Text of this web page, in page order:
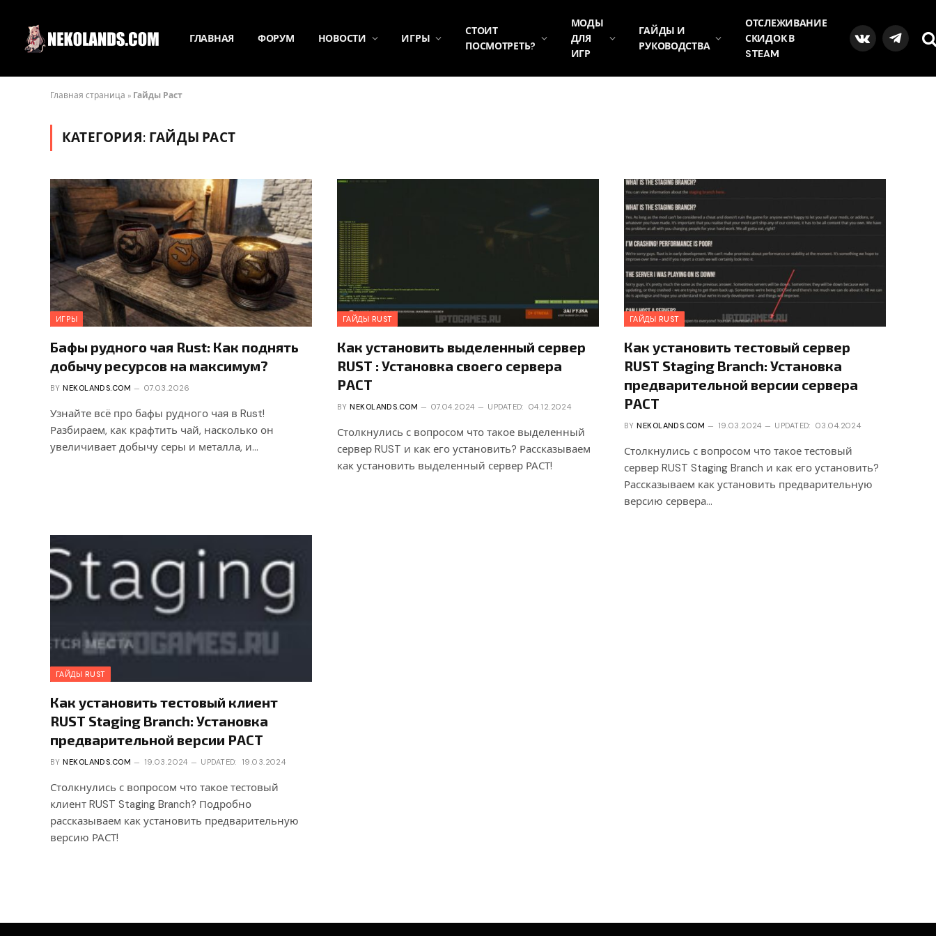
ГЛАВНАЯ ФОРУМ НОВОСТИ ИГРЫ
СТОИТ
ПОСМОТРЕТЬ?
МОДЫ
ДЛЯ
ИГР
ГАЙДЫ И
РУКОВОДСТВА
ОТСЛЕЖИВАНИЕ
СКИДОК В
STEAM
VKontakteTelegram
Главная страница » Гайды Раст
КАТЕГОРИЯ: ГАЙДЫ РАСТ
ИГРЫ
Бафы рудного чая Rust: Как поднять
добычу ресурсов на максимум?
BY NEKOLANDS.COM 07.03.2026
Узнайте всё про бафы рудного чая в Rust!
Разбираем, как крафтить чай, насколько он
увеличивает добычу серы и металла, и…
ГАЙДЫ RUST
Как установить выделенный сервер
RUST : Установка своего сервера
РАСТ
BY NEKOLANDS.COM 07.04.2024 UPDATED: 04.12.2024
Столкнулись с вопросом что такое выделенный
сервер RUST и как его установить? Рассказываем
как установить выделенный сервер РАСТ!
ГАЙДЫ RUST
Как установить тестовый сервер
RUST Staging Branch: Установка
предварительной версии сервера
РАСТ
BY NEKOLANDS.COM 19.03.2024 UPDATED: 03.04.2024
Столкнулись с вопросом что такое тестовый
сервер RUST Staging Branch и как его установить?
Рассказываем как установить предварительную
версию сервера…
ГАЙДЫ RUST
Как установить тестовый клиент
RUST Staging Branch: Установка
предварительной версии РАСТ
BY NEKOLANDS.COM 19.03.2024 UPDATED: 19.03.2024
Столкнулись с вопросом что такое тестовый
клиент RUST Staging Branch? Подробно
рассказываем как установить предварительную
версию РАСТ!